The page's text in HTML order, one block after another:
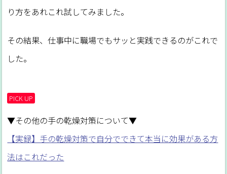
り方をあれこれ試してみました。
その結果、仕事中に職場でもサッと実践できるのがこれで
した。
PICK UP
▼その他の手の乾燥対策について▼
【実録】手の乾燥対策で自分でできて本当に効果がある方
法はこれだった